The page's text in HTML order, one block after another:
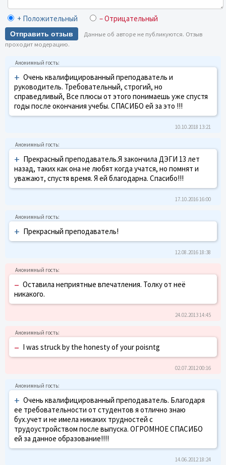
+ Положительный – Отрицательный
Отправить отзыв
Данные об авторе не публикуются. Отзыв
проходит модерацию.
+ Очень квалифицированный преподаватель и
руководитель. Требовательный, строгий, но
справедливый, Все плюсы от этого понимаешь уже спустя
годы после окончания учебы. СПАСИБО ей за это !!!
10.10.2018 13:21
+ Прекрасный преподаватель.Я закончила ДЭГИ 13 лет
назад, таких как она не любят когда учатся, но помнят и
уважают, спустя время. Я ей благодарна. Спасибо!!!
17.10.2016 16:00
+ Прекрасный преподаватель!
12.08.2016 18:38
– Оставила неприятные впечатления. Толку от неё
никакого.
24.02.2013 14:45
– I was struck by the honesty of your poisntg
02.07.2012 00:16
+ Очень квалифицированный преподаватель. Благодаря
ее требовательности от студентов я отлично знаю
бух.учет и не имела никаких трудностей с
трудоустройством после выпуска. ОГРОМНОЕ СПАСИБО
ей за данное образование!!!!
14.06.2012 18:24